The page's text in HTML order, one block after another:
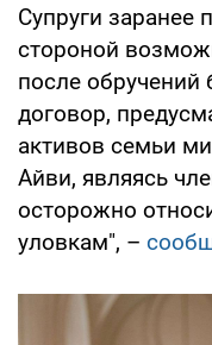
Супруги заранее
стороной
после
договор,
активов семьи
Айви, являясь
осторожно
уловкам", –